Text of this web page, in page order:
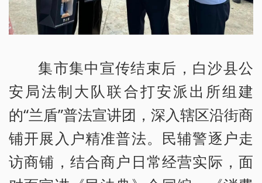
集市集中宣传结束后，白沙县公
安局法制大队联合打安派出所组建
的“兰盾”普法宣讲团，深入辖区沿街商
铺开展入户精准普法。民辅警逐户走
访商铺，结合商户日常经营实际，面